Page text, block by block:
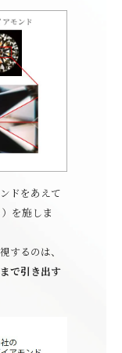
ドをあえて
を施しま
するのは、
で引き出す